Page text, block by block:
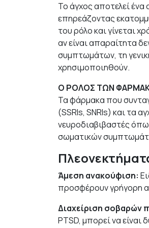
Το άγχος αποτελεί
επηρεάζοντας
του ρόλο και γίνεται
αν είναι απαραίτητα
συμπτωμάτων, τη
χρησιμοποιηθούν.
Ο ΡΟΛΟΣ ΤΩΝ
Τα φάρμακα που
(SSRIs, SNRIs) και τα
νευροδιαβιβαστές
σωματικών
Άμεση ανακούφιση:
προσφέρουν γρήγορη
Διαχείριση σοβαρών
PTSD, μπορεί να